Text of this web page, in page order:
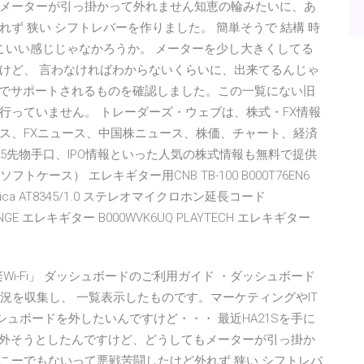
ーターが引っ掛かって外れません知恵の輪みたいに、あ
ず 狭い シフトレバーを作りました。 簡単そうで 結構 時
い感じじゃなかろうか。 メーターを少し大きくしてる
ど、 言わなければわからないくらいに、出来てるんじゃ
ポートされるものを確認しました。この一覧にない旧
っていません。 トレーダーズ・ウェブは、株式・FX情報
、FXニュース、中国株ニュース、株価、チャート、経済
物手口、IPO情報といった人気の株式情報も無料で提供
トケース） エレキギター用CNB TB-100 B000T76EN6
AT8345/1.0 ステレオマイクロホン延長コード
エレキギター B000WVK6UQ PLAYTECH エレキギター
Fi」 ダッシュボードのご利用ガイド ・ダッシュボード
を収集し、 一覧表示したものです。マーケティングやIT
ボードを外したいんですけど・・・ 最近HA21Sを手に
そうとしたんですけど、どうしてもメーターが引っ掛か
ーでもないって悪戦苦闘したけど外れず 狭い シフトレバ